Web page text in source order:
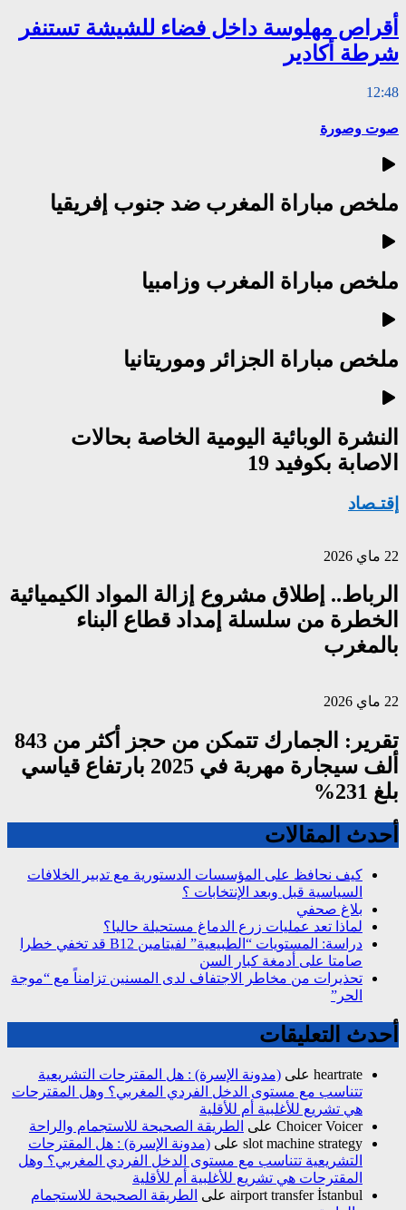
أقراص مهلوسة داخل فضاء للشيشة تستنفر
شرطة أكادير
12:48
صوت وصورة
ملخص مباراة المغرب ضد جنوب إفريقيا
ملخص مباراة المغرب وزامبيا
ملخص مباراة الجزائر وموريتانيا
النشرة الوبائية اليومية الخاصة بحالات
الاصابة بكوفيد 19
إقتـصاد
22 ماي 2026
الرباط.. إطلاق مشروع إزالة المواد الكيميائية
الخطرة من سلسلة إمداد قطاع البناء
بالمغرب
22 ماي 2026
تقرير: الجمارك تتمكن من حجز أكثر من 843
ألف سيجارة مهربة في 2025 بارتفاع قياسي
بلغ 231%
أحدث المقالات
كيف نحافظ على المؤسسات الدستورية مع تدبير الخلافات
السياسية قبل وبعد الإنتخابات ؟
بلاغ صحفي
لماذا تعد عمليات زرع الدماغ مستحيلة حاليا؟
دراسة: المستويات “الطبيعية” لفيتامين B12 قد تخفي خطرا
صامتا على أدمغة كبار السن
تحذيرات من مخاطر الاجتفاف لدى المسنين تزامناً مع “موجة
الحر”
أحدث التعليقات
heartrate على (مدونة الإسرة) : هل المقترحات التشريعية
تتناسب مع مستوى الدخل الفردي المغربي؟ وهل المقترحات
هي تشريع للأغلبية أم للأقلية
Choicer Voicer على الطريقة الصحيحة للاستجمام والراحة
slot machine strategy على (مدونة الإسرة) : هل المقترحات
التشريعية تتناسب مع مستوى الدخل الفردي المغربي؟ وهل
المقترحات هي تشريع للأغلبية أم للأقلية
airport transfer İstanbul على الطريقة الصحيحة للاستجمام